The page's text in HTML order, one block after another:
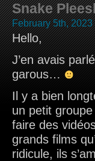
Snake
February 5th, 2023
Hello,
J’en avais
garous…
Il y a bien
un petit
faire des
grands films
ridicule, ils